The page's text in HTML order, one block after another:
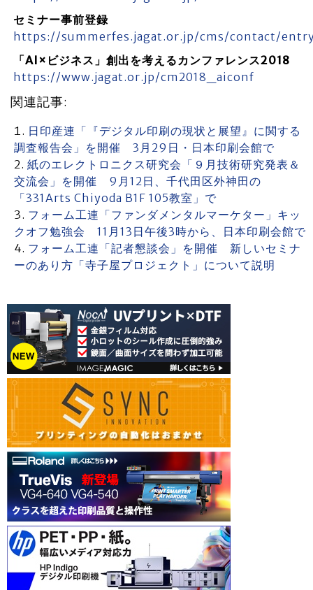
セミナー事前登録
https://summerfes.jagat.or.jp/cms/contact/
「AI×ビジネス」創出を考えるカンファレンス2018
https://www.jagat.or.jp/cm2018_aiconf
関連記事:
日印産連「『デジタル印刷の現状と展望』に関する
調査報告会」を開催 3月29日・日本印刷会館で
紙のエレクトロニクス研究会「９月技術研究発表＆
交流会」を開催 9月12日、千代田区外神田の
「331Arts Chiyoda B1F 105教室」で
フォーム工連「ファンダメンタルマーケター」キッ
クオフ勉強会 11月13日午後3時から、日本印刷会館で
フォーム工連「記者懇談会」を開催 新しいセミナ
ーのあり方「寺子屋プロジェクト」について説明